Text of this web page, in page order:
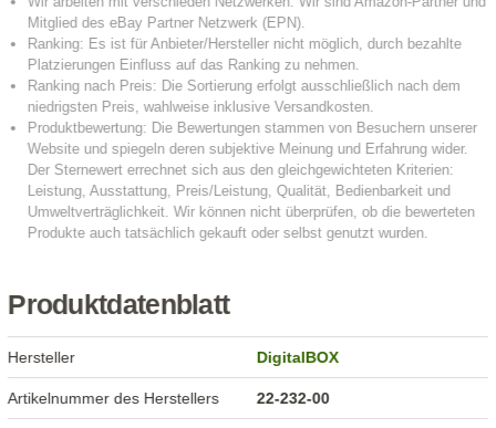
Produktdatenblatt
Hersteller DigitalBOX
Artikelnummer des Herstellers 22-232-00